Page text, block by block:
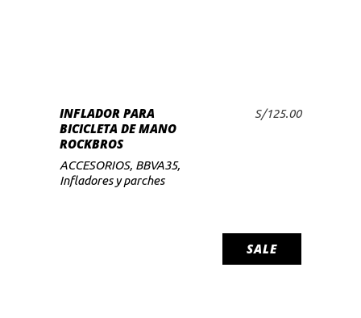
INFLADOR PARA
BICICLETA DE MANO
ROCKBROS
S/125.00
ACCESORIOS, BBVA35,
Infladores y parches
SALE